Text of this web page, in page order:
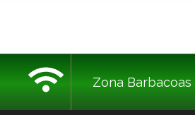
Zona Barbacoas